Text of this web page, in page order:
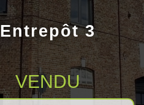
Entrepôt 3
VENDU